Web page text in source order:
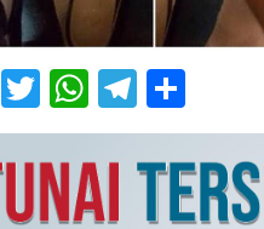
Facebook
Twitter
WhatsApp